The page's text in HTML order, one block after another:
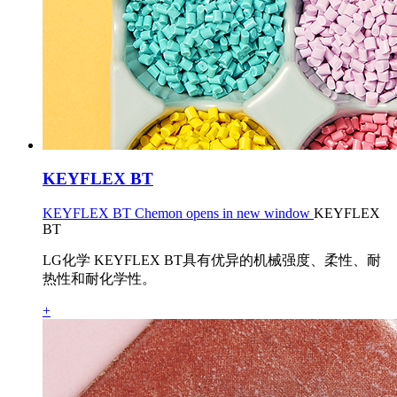
KEYFLEX BT
KEYFLEX BT Chemon opens in new window KEYFLEX
BT
LG化学 KEYFLEX BT具有优异的机械强度、柔性、耐
热性和耐化学性。
+